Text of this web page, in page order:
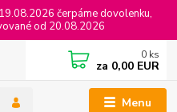
čerpáme dovolenku,
od 20.08.2026
Menu
0 ks
za 0,00 EUR